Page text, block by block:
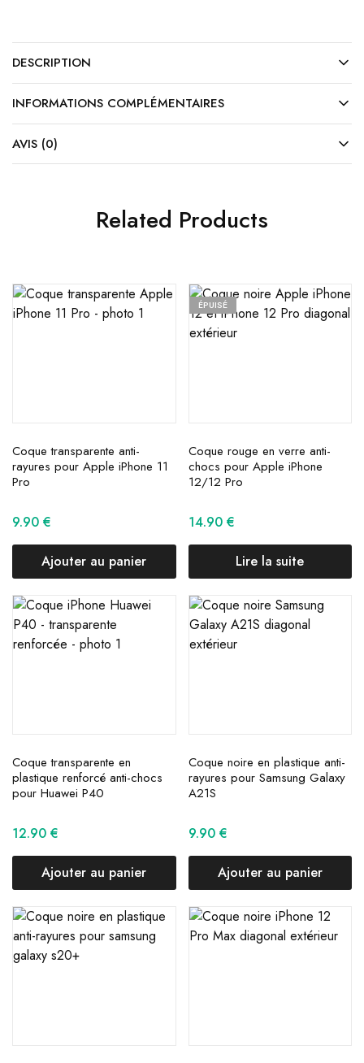
DESCRIPTION
INFORMATIONS COMPLÉMENTAIRES
AVIS (0)
Related Products
Coque transparente anti-
rayures pour Apple iPhone 11
Pro
9.90 €
Ajouter au panier
ÉPUISÉ
Coque rouge en verre anti-
chocs pour Apple iPhone
12/12 Pro
14.90 €
Lire la suite
Coque transparente en
plastique renforcé anti-chocs
pour Huawei P40
12.90 €
Ajouter au panier
Coque noire en plastique anti-
rayures pour Samsung Galaxy
A21S
9.90 €
Ajouter au panier